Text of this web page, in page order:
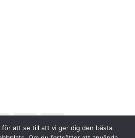
för att se till att vi ger dig den bästa